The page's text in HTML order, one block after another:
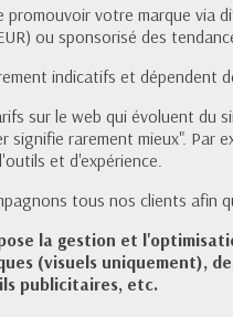
promouvoir votre marque via
ou sponsorisé des
indicatifs et dépendent
sur le web qui évoluent
signifie rarement mieux". Par
et d'expérience.
tous nos clients
la gestion et
(visuels uniquement),
publicitaires, etc.